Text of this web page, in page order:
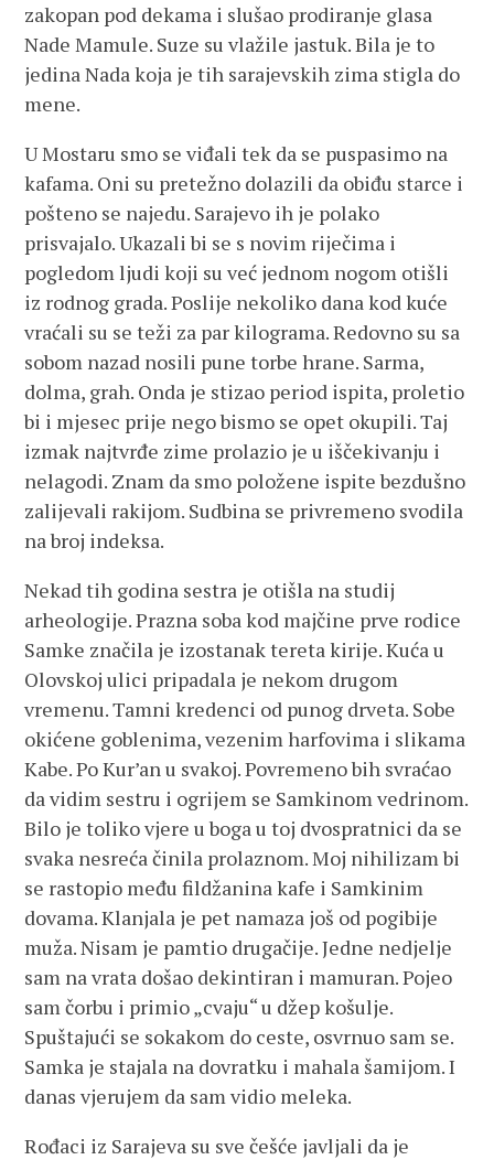
zakopan pod dekama i slušao prodiranje glasa
Nade Mamule. Suze su vlažile jastuk. Bila je to
jedina Nada koja je tih sarajevskih zima stigla do
mene.
U Mostaru smo se viđali tek da se puspasimo na
kafama. Oni su pretežno dolazili da obiđu starce i
pošteno se najedu. Sarajevo ih je polako
prisvajalo. Ukazali bi se s novim riječima i
pogledom ljudi koji su već jednom nogom otišli
iz rodnog grada. Poslije nekoliko dana kod kuće
vraćali su se teži za par kilograma. Redovno su sa
sobom nazad nosili pune torbe hrane. Sarma,
dolma, grah. Onda je stizao period ispita, proletio
bi i mjesec prije nego bismo se opet okupili. Taj
izmak najtvrđe zime prolazio je u iščekivanju i
nelagodi. Znam da smo položene ispite bezdušno
zalijevali rakijom. Sudbina se privremeno svodila
na broj indeksa.
Nekad tih godina sestra je otišla na studij
arheologije. Prazna soba kod majčine prve rodice
Samke značila je izostanak tereta kirije. Kuća u
Olovskoj ulici pripadala je nekom drugom
vremenu. Tamni kredenci od punog drveta. Sobe
okićene goblenima, vezenim harfovima i slikama
Kabe. Po Kur’an u svakoj. Povremeno bih svraćao
da vidim sestru i ogrijem se Samkinom vedrinom.
Bilo je toliko vjere u boga u toj dvospratnici da se
svaka nesreća činila prolaznom. Moj nihilizam bi
se rastopio među fildžanina kafe i Samkinim
dovama. Klanjala je pet namaza još od pogibije
muža. Nisam je pamtio drugačije. Jedne nedjelje
sam na vrata došao dekintiran i mamuran. Pojeo
sam čorbu i primio „cvaju“ u džep košulje.
Spuštajući se sokakom do ceste, osvrnuo sam se.
Samka je stajala na dovratku i mahala šamijom. I
danas vjerujem da sam vidio meleka.
Rođaci iz Sarajeva su sve češće javljali da je